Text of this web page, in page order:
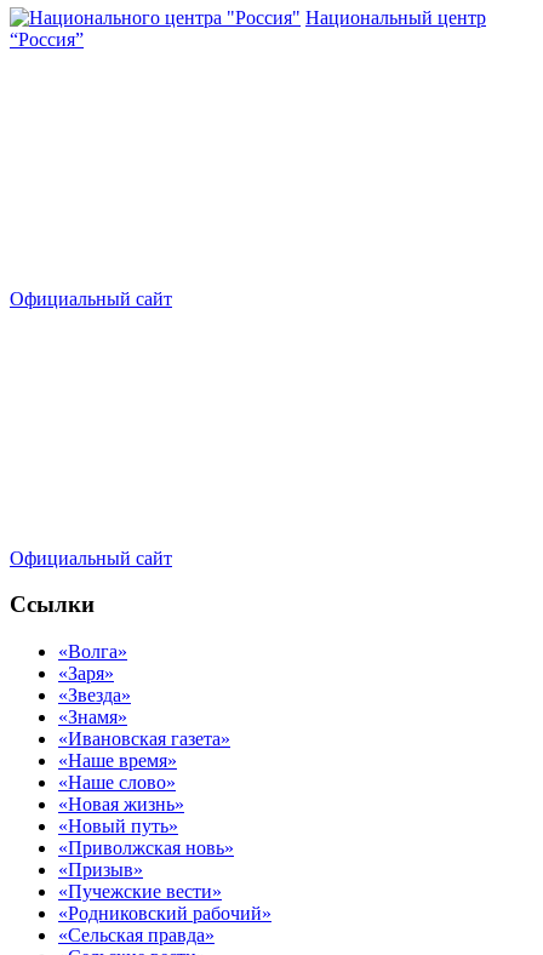
Национальный центр
“Россия”
Официальный сайт
Официальный сайт
Ссылки
«Волга»
«Заря»
«Звезда»
«Знамя»
«Ивановская газета»
«Наше время»
«Наше слово»
«Новая жизнь»
«Новый путь»
«Приволжская новь»
«Призыв»
«Пучежские вести»
«Родниковский рабочий»
«Сельская правда»